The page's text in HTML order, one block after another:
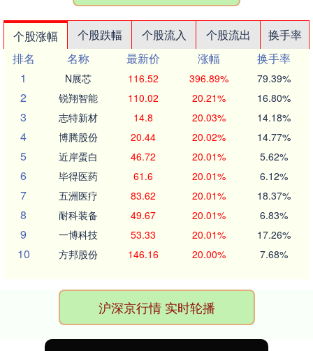
个股涨幅 个股跌幅 个股流入 个股流出
换手率
排名
名称 最新价 涨幅
换手率
1
N展芯 116.52 396.89% 79.39%
2 锐翔智能 110.02 20.21% 16.80%
3 志特新材 14.8 20.03% 14.18%
4 博腾股份 20.44 20.02% 14.77%
5 近岸蛋白 46.72 20.01% 5.62%
6 毕得医药 61.6 20.01% 6.12%
7 五洲医疗 83.62 20.01% 18.37%
8 耐科装备 49.67 20.01% 6.83%
9 一博科技 53.33 20.01% 17.26%
10 方邦股份 146.16 20.00% 7.68%
沪深京行情 实时轮播